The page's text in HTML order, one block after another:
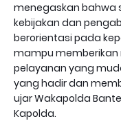
menegaskan bahwa
kebijakan dan
berorientasi pada
mampu
pelayanan yang
yang hadir dan
ujar Wakapolda
Kapolda.